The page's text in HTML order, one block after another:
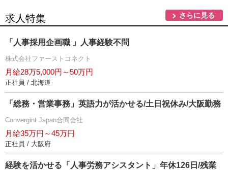
求人特集 さらに見る
「人事採用企画職 」人事経験不問
株式会社ファーストコネクト
月給28万5,000円～50万円
正社員 / 北海道
「総務・営業事務」英語力が活かせる/土日祝休み/大阪勤務
Convergint Japan合同会社
月給35万円～45万円
正社員 / 大阪府
経験を活かせる「人事労務アシスタント」年休126日/残業